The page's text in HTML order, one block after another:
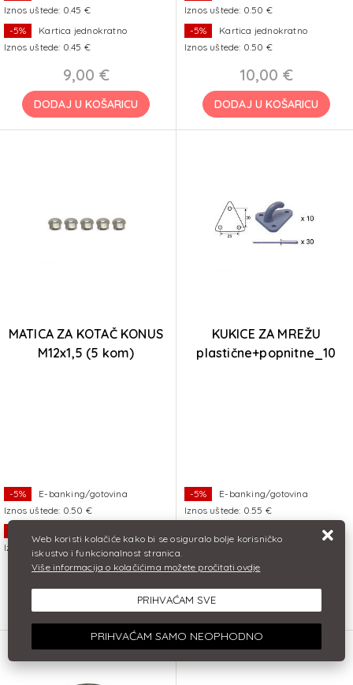
Iznos uštede: 0.45 €
-5%
Kartica jednokratno
Iznos uštede: 0.45 €
9,00 €
DODAJ U KOŠARICU
Iznos uštede: 0.50 €
-5%
Kartica jednokratno
Iznos uštede: 0.50 €
10,00 €
DODAJ U KOŠARICU
MATICA ZA KOTAČ KONUS
M12x1,5 (5 kom)
-5%
E-banking/gotovina
Iznos uštede: 0.50 €
Iznos uštede: 0.50 €
10,00 €
KUKICE ZA MREŽU
plastične+popnitne_10
-5%
E-banking/gotovina
Iznos uštede: 0.55 €
Iznos uštede: 0.55 €
11,00 €
DODAJ U KOŠARICU
Web koristi kolačiće kako bi se osiguralo bolje korisničko
iskustvo i funkcionalnost stranica.
Više informacija o kolačićima možete pročitati ovdje
PRIHVAĆAM SVE
PRIHVAĆAM SAMO NEOPHODNO